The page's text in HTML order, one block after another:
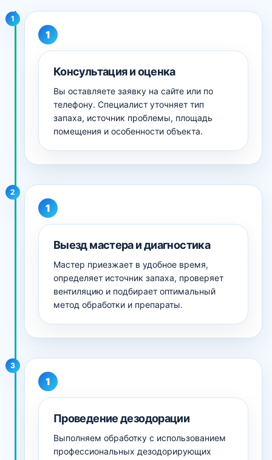
1
Консультация и оценка
Вы оставляете заявку на сайте или по
телефону. Специалист уточняет тип
запаха, источник проблемы, площадь
помещения и особенности объекта.
2
Выезд мастера и диагностика
Мастер приезжает в удобное время,
определяет источник запаха, проверяет
вентиляцию и подбирает оптимальный
метод обработки и препараты.
3
Проведение дезодорации
Выполняем обработку с использованием
профессиональных дезодорирующих